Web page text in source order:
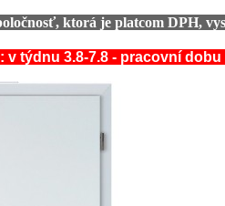
ktorá je platcom DPH,
v týdnu 3.8-7.8 - pracovní